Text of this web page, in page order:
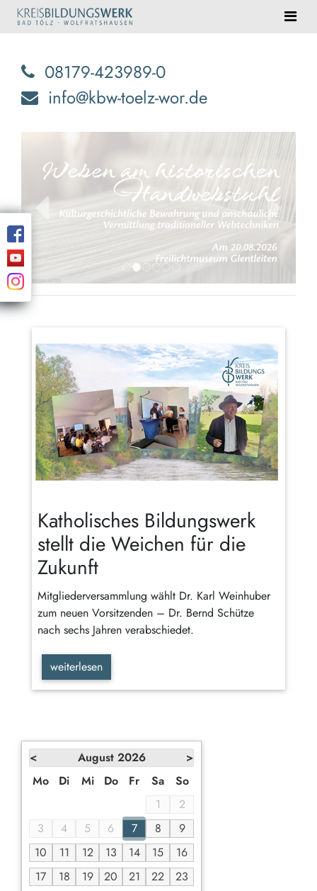
08179-423989-0
info@kbw-toelz-wor.de
zurück weiter
Katholisches Bildungswerk
stellt die Weichen für die
Zukunft
Mitgliederversammlung wählt Dr. Karl Weinhuber
zum neuen Vorsitzenden – Dr. Bernd Schütze
nach sechs Jahren verabschiedet.
weiterlesen
< >
August 2026
Mo
Di Mi Do Fr Sa
So
1
2
3
4 5 6 7 8
9
10
11 12 13 14 15
16
17
18 19 20 21 22
23